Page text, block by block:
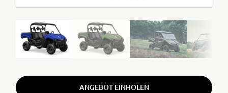
ANGEBOT EINHOLEN